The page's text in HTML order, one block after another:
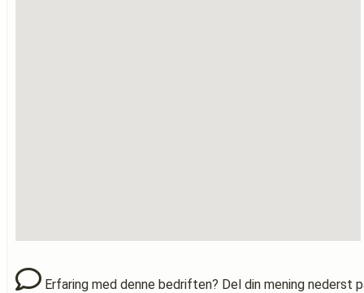
Erfaring med denne bedriften? Del din mening nederst